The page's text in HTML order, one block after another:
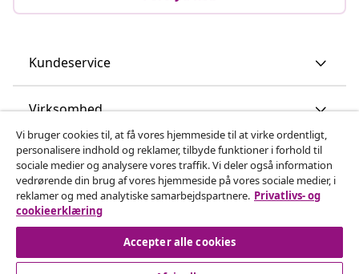
Kundeservice
Virksomhed
vidaXL
Opdag mere
Vi bruger cookies til, at få vores hjemmeside til at virke ordentligt,
personalisere indhold og reklamer, tilbyde funktioner i forhold til
sociale medier og analysere vores traffik. Vi deler også information
vedrørende din brug af vores hjemmeside på vores sociale medier, i
reklamer og med analytiske samarbejdspartnere. Privatlivs- og
cookieerklæring
Accepter alle cookies